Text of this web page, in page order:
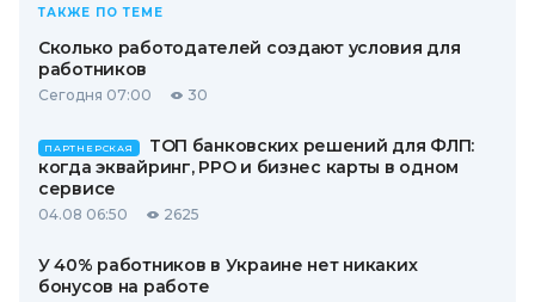
ТАКЖЕ ПО ТЕМЕ
Сколько работодателей создают условия для
работников
Сегодня 07:00 30
ПАРТНЕРСКАЯ
ТОП банковских решений для ФЛП:
когда эквайринг, РРО и бизнес карты в одном
сервисе
04.08 06:50 2625
У 40% работников в Украине нет никаких
бонусов на работе